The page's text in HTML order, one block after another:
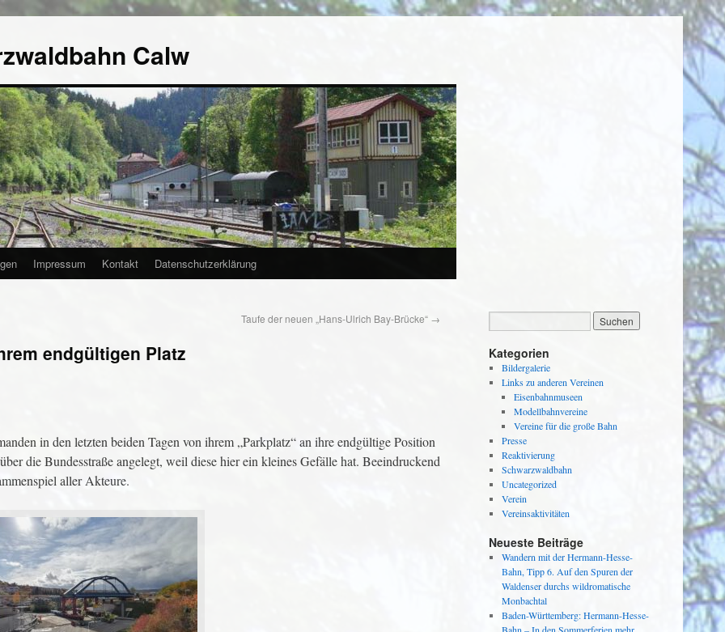
Calw
Impressum Kontakt Datenschutzerklärung
Taufe der neuen „Hans-Ulrich Bay-Brücke“ →
endgültigen Platz
in den letzten beiden Tagen von ihrem „Parkplatz“ an ihre endgültige Position
die Bundesstraße angelegt, weil diese hier ein kleines Gefälle hat. Beeindruckend
aller Akteure.
Kategorien
Bildergalerie
Links zu anderen Vereinen
Eisenbahnmuseen
Modellbahnvereine
Vereine für die große Bahn
Presse
Reaktivierung
Schwarzwaldbahn
Uncategorized
Verein
Vereinsaktivitäten
Neueste Beiträge
Wandern mit der Hermann-Hesse-
Bahn, Tipp 6. Auf den Spuren der
Waldenser durchs wildromatische
Monbachtal
Baden-Württemberg: Hermann-Hesse-